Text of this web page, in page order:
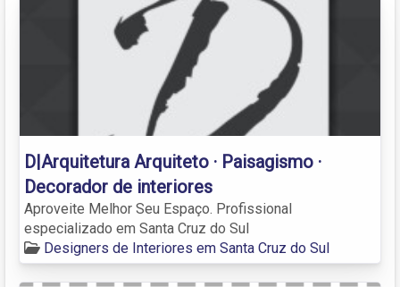
D|Arquitetura Arquiteto · Paisagismo ·
Decorador de interiores
Aproveite Melhor Seu Espaço. Profissional
especializado em Santa Cruz do Sul
Designers de Interiores em Santa Cruz do Sul